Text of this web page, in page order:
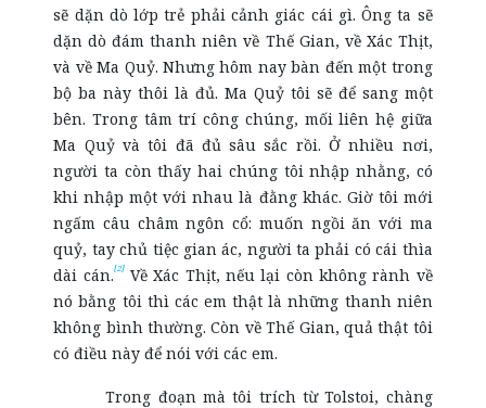
sẽ dặn dò lớp trẻ phải cảnh giác cái gì. Ông ta sẽ
dặn dò đám thanh niên về Thế Gian, về Xác Thịt,
và về Ma Quỷ. Nhưng hôm nay bàn đến một trong
bộ ba này thôi là đủ. Ma Quỷ tôi sẽ để sang một
bên. Trong tâm trí công chúng, mối liên hệ giữa
Ma Quỷ và tôi đã đủ sâu sắc rồi. Ở nhiều nơi,
người ta còn thấy hai chúng tôi nhập nhằng, có
khi nhập một với nhau là đằng khác. Giờ tôi mới
ngấm câu châm ngôn cổ: muốn ngồi ăn với ma
quỷ, tay chủ tiệc gian ác, người ta phải có cái thìa
dài cán.[2]Về Xác Thịt, nếu lại còn không rành về
nó bằng tôi thì các em thật là những thanh niên
không bình thường. Còn về Thế Gian, quả thật tôi
có điều này để nói với các em.
Trong đoạn mà tôi trích từ Tolstoi, chàng